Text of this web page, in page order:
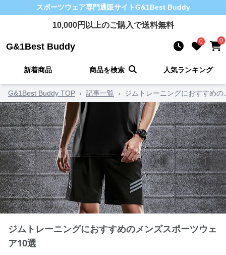
スポーツウェア専門通販サイトG&1Best Buddy
10,000円以上のご購入で送料無料
G&1Best Buddy 0 0
新着商品 商品を検索 人気ランキング
G&1Best Buddy TOP › 記事一覧 › ジムトレーニングにおすすめ
ジムトレーニングにおすすめのメンズスポーツウェ
ア10選